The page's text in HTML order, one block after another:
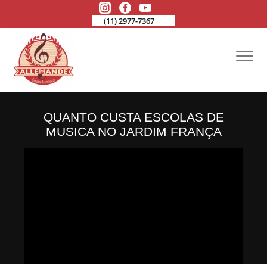
(11) 2977-7367
QUANTO CUSTA ESCOLAS DE
MUSICA NO JARDIM FRANÇA